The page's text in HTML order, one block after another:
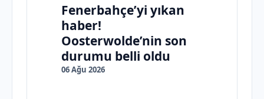
Fenerbahçe’yi yıkan
haber!
Oosterwolde’nin son
durumu belli oldu
06 Ağu 2026